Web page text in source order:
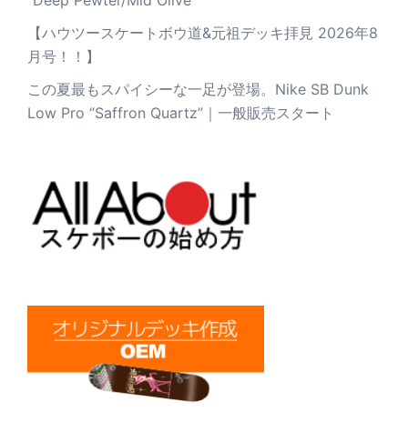
【ハウツースケートボウ道&元祖デッキ拝見 2026年8
月号！！】
この夏最もスパイシーな一足が登場。Nike SB Dunk
Low Pro “Saffron Quartz”｜一般販売スタート